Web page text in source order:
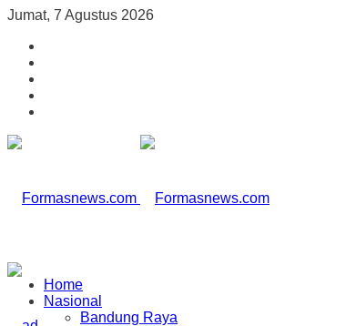
Jumat, 7 Agustus 2026
Home
Nasional
Bandung Raya